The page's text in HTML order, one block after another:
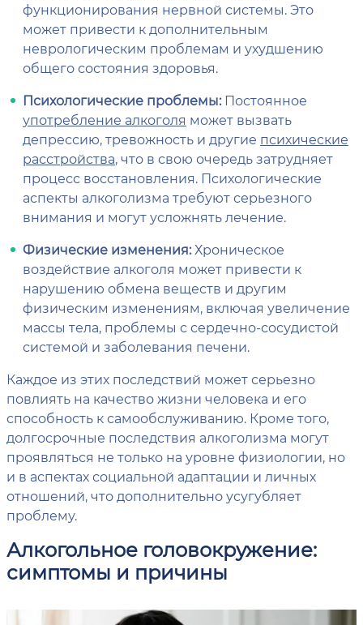
функционирования нервной системы. Это
может привести к дополнительным
неврологическим проблемам и ухудшению
общего состояния здоровья.
Психологические проблемы:Постоянное
употребление алкоголя может вызвать
депрессию, тревожность и другие психические
расстройства, что в свою очередь затрудняет
процесс восстановления. Психологические
аспекты алкоголизма требуют серьезного
внимания и могут усложнять лечение.
Физические изменения:Хроническое
воздействие алкоголя может привести к
нарушению обмена веществ и другим
физическим изменениям, включая увеличение
массы тела, проблемы с сердечно-сосудистой
системой и заболевания печени.
Каждое из этих последствий может серьезно
повлиять на качество жизни человека и его
способность к самообслуживанию. Кроме того,
долгосрочные последствия алкоголизма могут
проявляться не только на уровне физиологии, но
и в аспектах социальной адаптации и личных
отношений, что дополнительно усугубляет
проблему.
Алкогольное головокружение:
симптомы и причины